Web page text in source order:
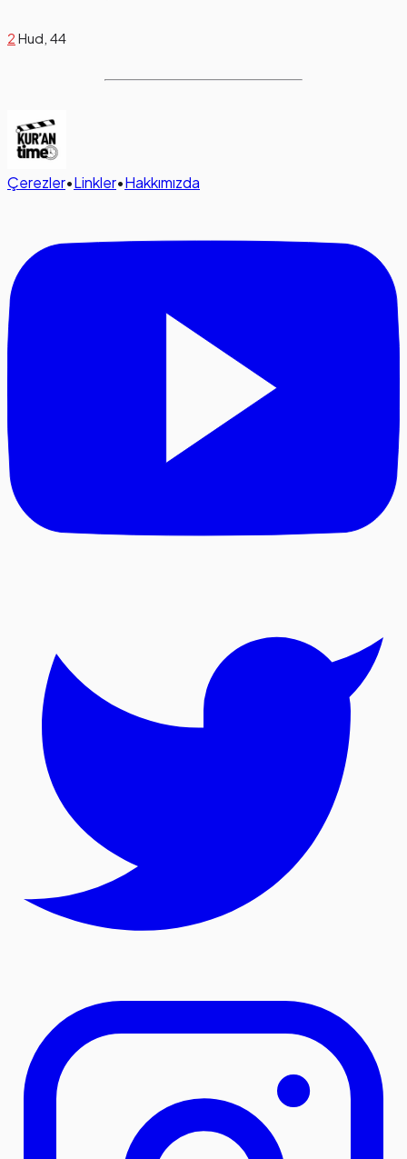
2 Hud, 44
Çerezler•Linkler•Hakkımızda